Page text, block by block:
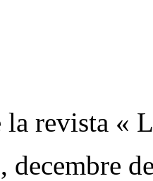
revista «
decembre